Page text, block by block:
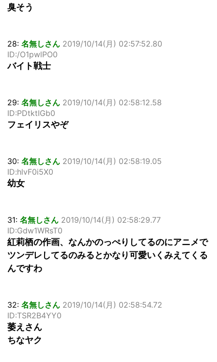
臭そう
28: 名無しさん 2019/10/14(月) 02:57:52.80
ID:/O1pwlPO0
バイト戦士
29: 名無しさん 2019/10/14(月) 02:58:12.58
ID:PDtktIGb0
フェイリスやぞ
30: 名無しさん 2019/10/14(月) 02:58:19.05
ID:hlvF0i5X0
幼女
31: 名無しさん 2019/10/14(月) 02:58:29.77
ID:Gdw1WRsT0
紅莉栖の作画、なんかのっぺりしてるのにアニメで
ツンデレしてるのみるとかなり可愛いくみえてくる
んですわ
32: 名無しさん 2019/10/14(月) 02:58:54.72
ID:TSR2B4YY0
萎えさん
ちなヤク